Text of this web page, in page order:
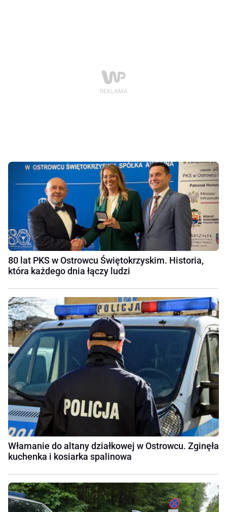
80 lat PKS w Ostrowcu Świętokrzyskim. Historia,
która każdego dnia łączy ludzi
Włamanie do altany działkowej w Ostrowcu. Zginęła
kuchenka i kosiarka spalinowa